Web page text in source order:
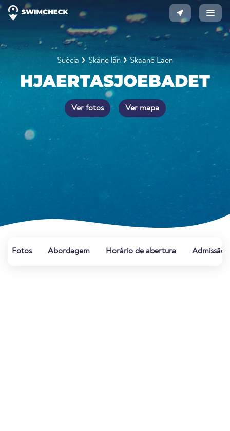
Suécia Skåne län Skaane Laen
HJAERTASJOEBADET
Ver fotos Ver mapa
Fotos Abordagem Horário de abertura Admissão